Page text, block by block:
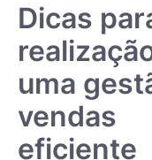
Dicas
uma
vendas
eficiente